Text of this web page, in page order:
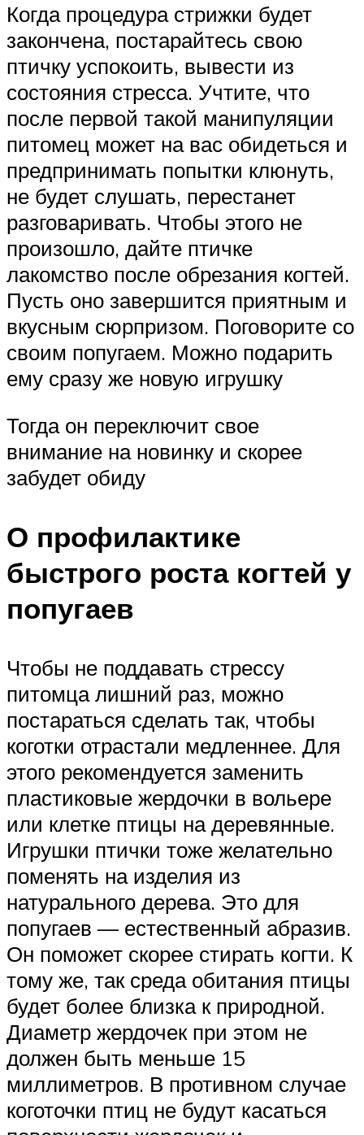
Когда процедура стрижки будет
закончена, постарайтесь свою
птичку успокоить, вывести из
состояния стресса. Учтите, что
после первой такой манипуляции
питомец может на вас обидеться и
предпринимать попытки клюнуть,
не будет слушать, перестанет
разговаривать. Чтобы этого не
произошло, дайте птичке
лакомство после обрезания когтей.
Пусть оно завершится приятным и
вкусным сюрпризом. Поговорите со
своим попугаем. Можно подарить
ему сразу же новую игрушку
Тогда он переключит свое
внимание на новинку и скорее
забудет обиду
О профилактике
быстрого роста когтей у
попугаев
Чтобы не поддавать стрессу
питомца лишний раз, можно
постараться сделать так, чтобы
коготки отрастали медленнее. Для
этого рекомендуется заменить
пластиковые жердочки в вольере
или клетке птицы на деревянные.
Игрушки птички тоже желательно
поменять на изделия из
натурального дерева. Это для
попугаев — естественный абразив.
Он поможет скорее стирать когти. К
тому же, так среда обитания птицы
будет более близка к природной.
Диаметр жердочек при этом не
должен быть меньше 15
миллиметров. В противном случае
коготочки птиц не будут касаться